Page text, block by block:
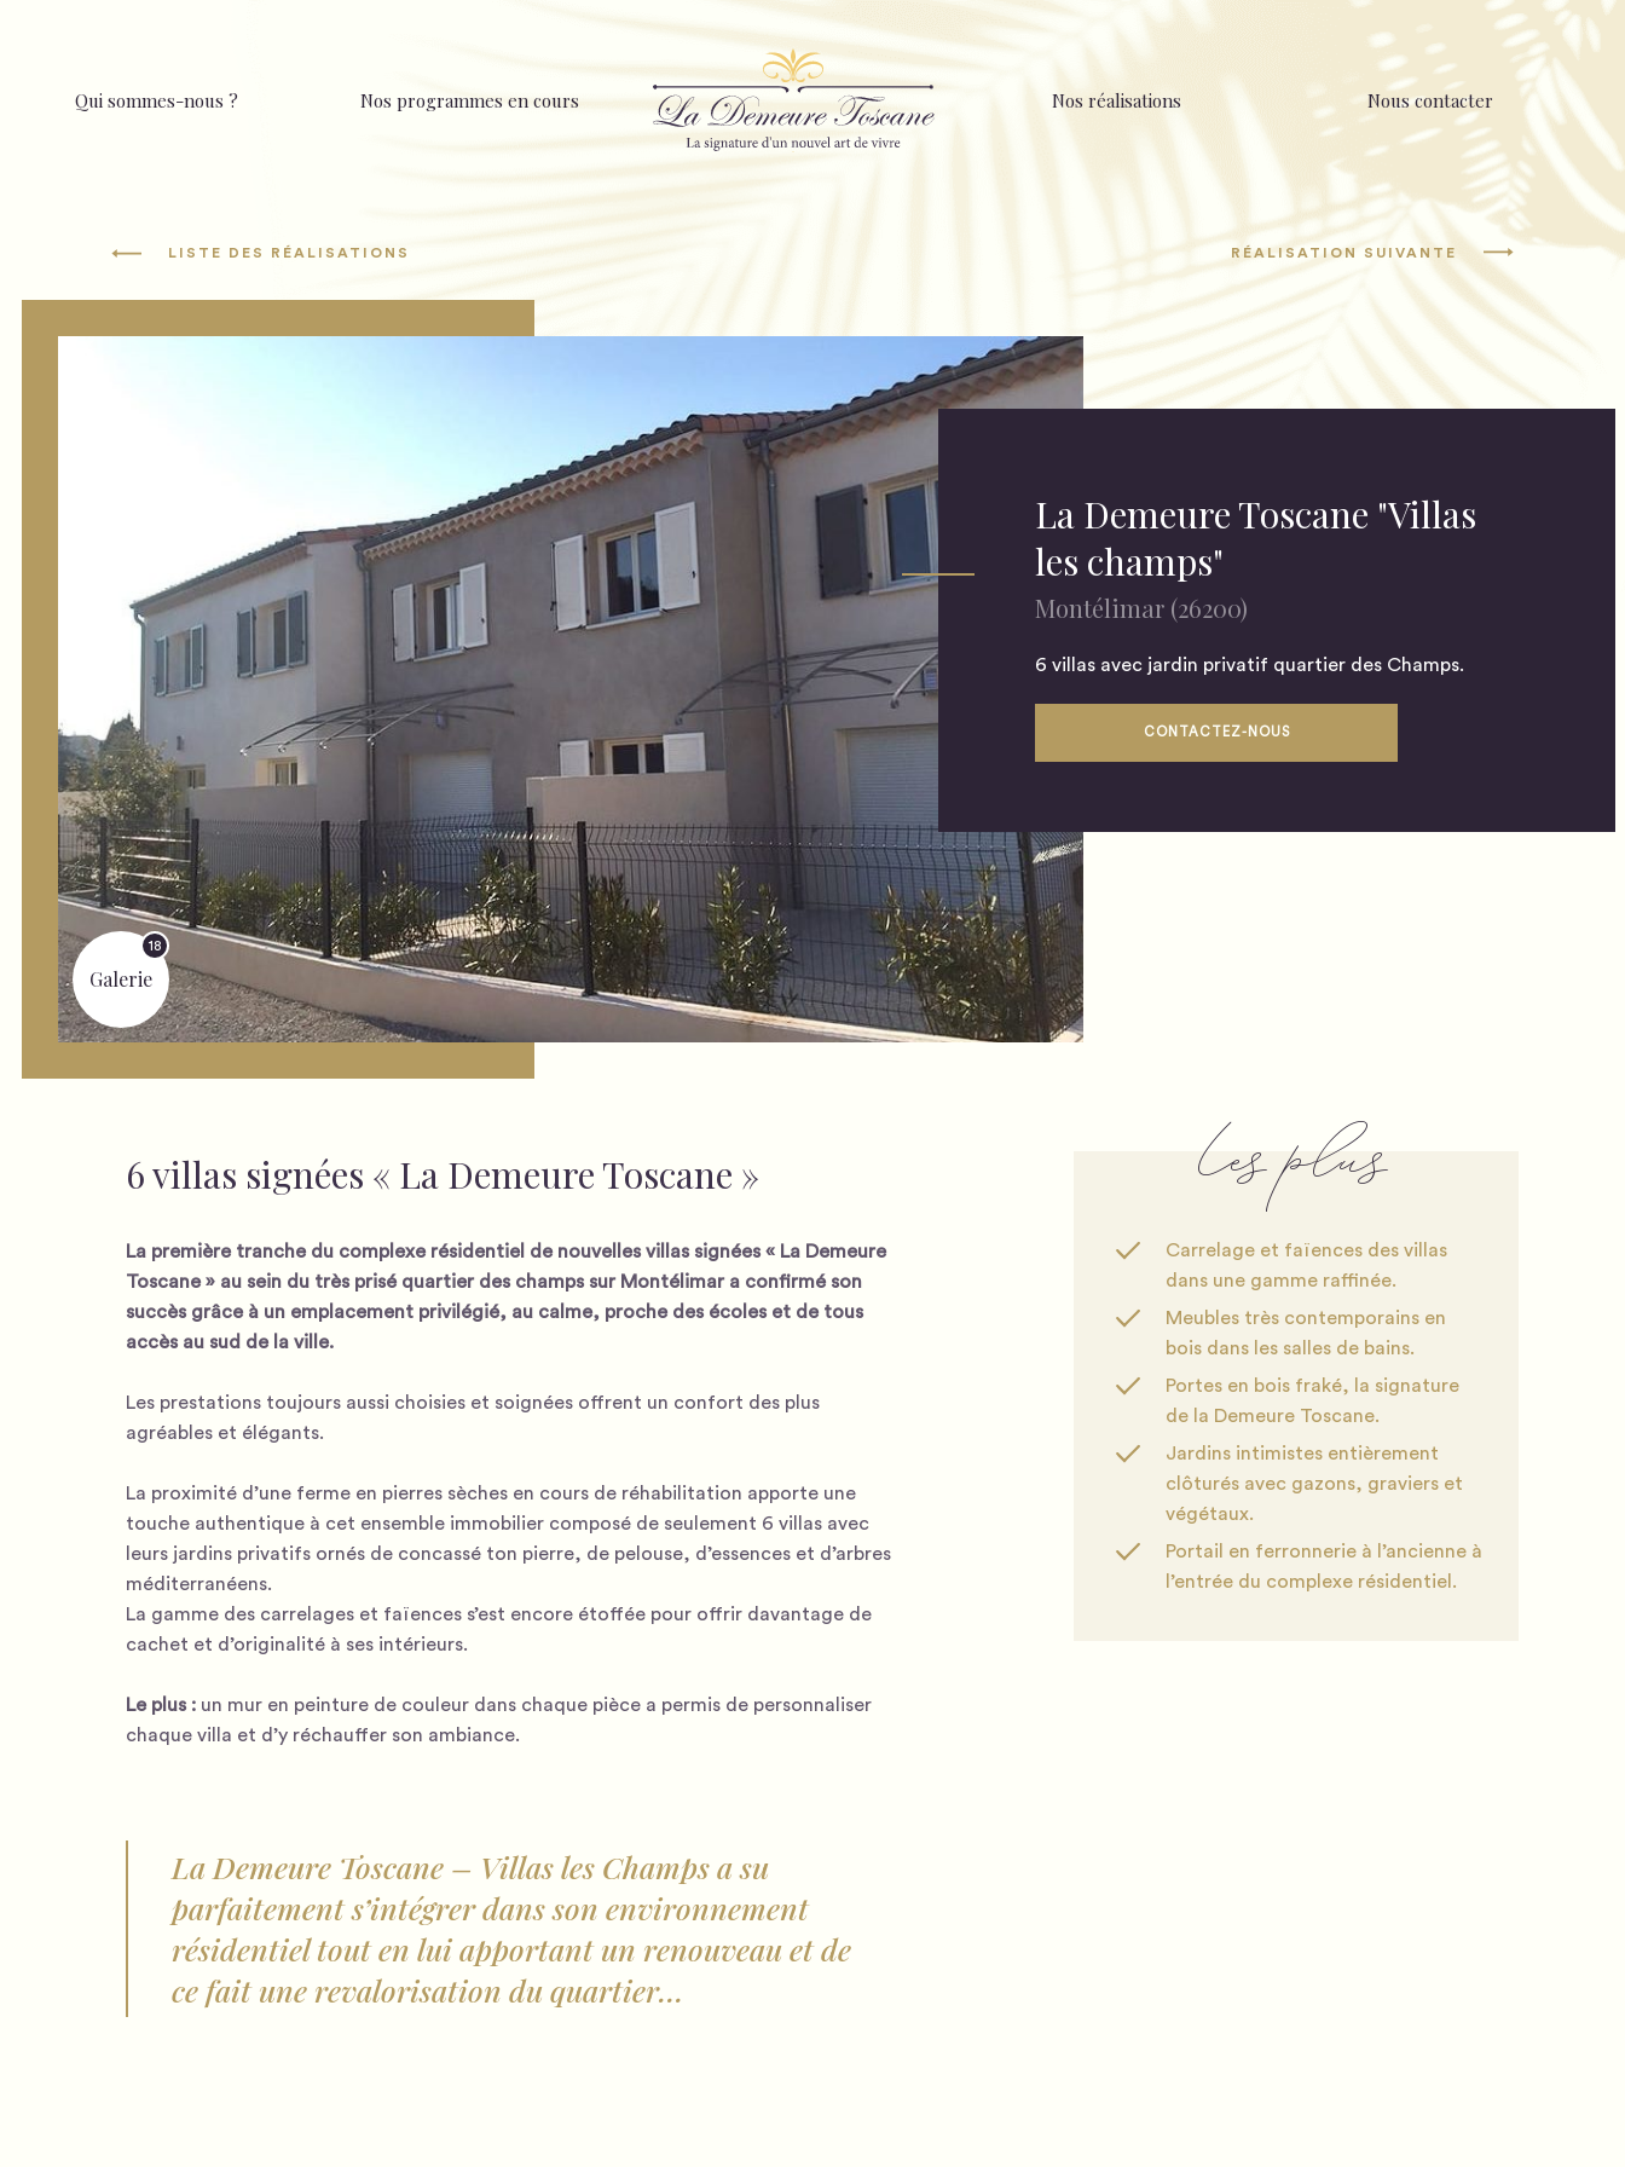
Qui sommes-nous ? Nos programmes en cours Nos réalisations Nous contacter
LISTE DES RÉALISATIONS RÉALISATION SUIVANTE
18
Galerie
La Demeure Toscane "Villas
les champs"
Montélimar (26200)
6 villas avec jardin privatif quartier des Champs.
CONTACTEZ-NOUS
6 villas signées « La Demeure Toscane »
La première tranche du complexe résidentiel de nouvelles villas signées « La Demeure
Toscane » au sein du très prisé quartier des champs sur Montélimar a confirmé son
succès grâce à un emplacement privilégié, au calme, proche des écoles et de tous
accès au sud de la ville.
Les prestations toujours aussi choisies et soignées offrent un confort des plus
agréables et élégants.
La proximité d’une ferme en pierres sèches en cours de réhabilitation apporte une
touche authentique à cet ensemble immobilier composé de seulement 6 villas avec
leurs jardins privatifs ornés de concassé ton pierre, de pelouse, d’essences et d’arbres
méditerranéens.
La gamme des carrelages et faïences s’est encore étoffée pour offrir davantage de
cachet et d’originalité à ses intérieurs.
Le plus : un mur en peinture de couleur dans chaque pièce a permis de personnaliser
chaque villa et d’y réchauffer son ambiance.
La Demeure Toscane – Villas les Champs a su
parfaitement s’intégrer dans son environnement
résidentiel tout en lui apportant un renouveau et de
ce fait une revalorisation du quartier…
Les plus
Carrelage et faïences des villas
dans une gamme raffinée.
Meubles très contemporains en
bois dans les salles de bains.
Portes en bois fraké, la signature
de la Demeure Toscane.
Jardins intimistes entièrement
clôturés avec gazons, graviers et
végétaux.
Portail en ferronnerie à l’ancienne à
l’entrée du complexe résidentiel.